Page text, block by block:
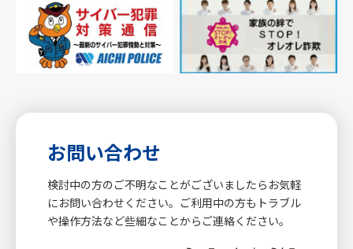
お問い合わせ
検討中の方のご不明なことがございましたらお気軽
にお問い合わせください。ご利用中の方もトラブル
や操作方法など些細なことからご連絡ください。